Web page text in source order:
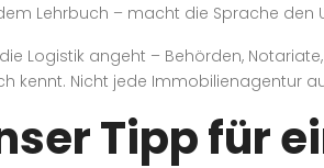
Lehrbuch – macht die Sprache den
Logistik angeht – Behörden,
kennt. Nicht jede Immobilienagentur
Tipp für